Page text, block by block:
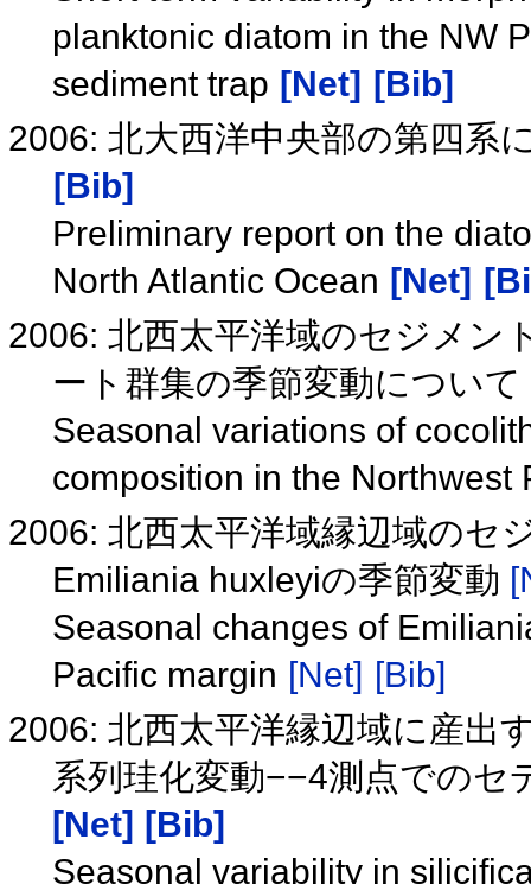
planktonic diatom in the NW
sediment trap [Net] [Bib]
2006: 北大西洋中央部の第四系
[Bib]
Preliminary report on the
North Atlantic Ocean [Net]
2006: 北西太平洋域のセジメン
ート群集の季節変動について
Seasonal variations of
composition in the Northwest
2006: 北西太平洋域縁辺域のセ
Emiliania huxleyiの季節変動
Seasonal changes of
Pacific margin [Net] [Bib]
2006: 北西太平洋縁辺域に産出
系列珪化変動−−4測点での
[Net] [Bib]
Seasonal variability in